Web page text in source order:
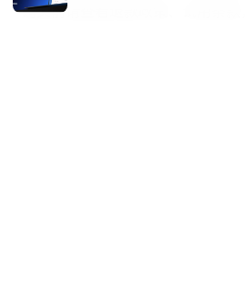
购买前请查看退款政策、试用条款